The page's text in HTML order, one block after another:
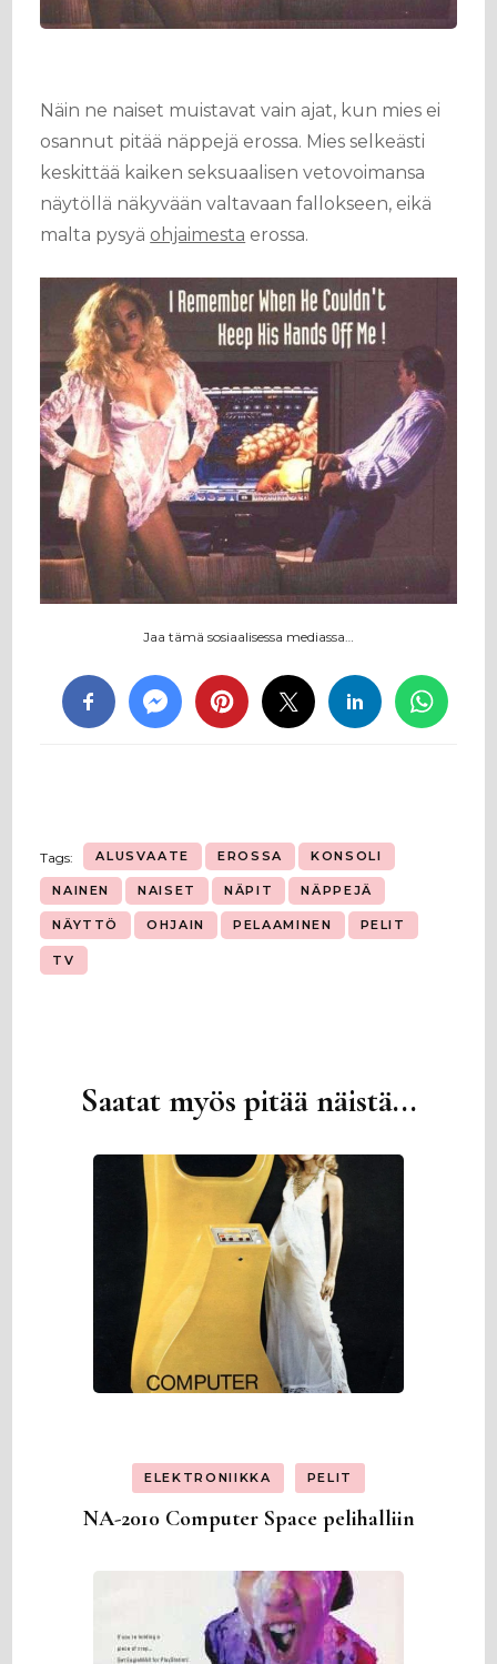
Näin ne naiset muistavat vain ajat, kun mies ei
osannut pitää näppejä erossa. Mies selkeästi
keskittää kaiken seksuaalisen vetovoimansa
näytöllä näkyvään valtavaan fallokseen, eikä
malta pysyä ohjaimesta erossa.
Jaa tämä sosiaalisessa mediassa…
Tags: ALUSVAATE EROSSA KONSOLI
NAINEN NAISET NÄPIT NÄPPEJÄ
NÄYTTÖ OHJAIN PELAAMINEN PELIT
TV
Artikkelien
Saatat myös pitää näistä...
ELEKTRONIIKKA PELIT
NA-2010 Computer Space pelihalliin